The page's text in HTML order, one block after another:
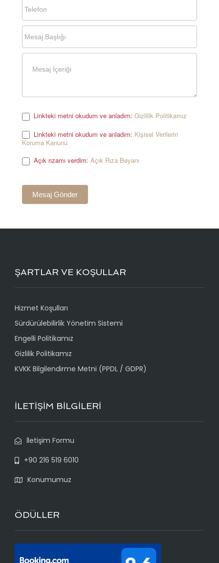
Linkteki metni okudum ve anladım: Gizlilik Politikamız
Linkteki metni okudum ve anladım: Kişisel Verilerin
Koruma Kanunu
Açık rızamı verdim: Açık Rıza Beyanı
ŞARTLAR VE KOŞULLAR
Hizmet Koşulları
Sürdürülebilirlik Yönetim Sistemi
Engelli Politikamız
Gizlilik Politikamız
KVKK Bilgilendirme Metni (PPDL / GDPR)
İLETİŞİM BİLGİLERİ
İletişim Formu
+90 216 519 6010
Konumumuz
ÖDÜLLER